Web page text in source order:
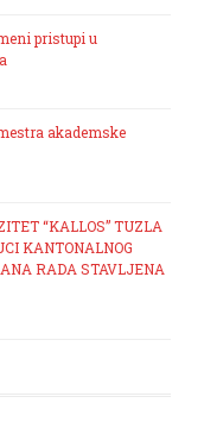
pristupi u
akademske
“KALLOS” TUZLA
KANTONALNOG
RADA STAVLJENA